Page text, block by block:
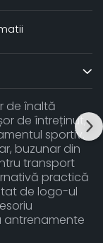
de înaltă
de întreținut,
sportiv.
buzunar din
transport
practică
de logo-ul
antrenamente